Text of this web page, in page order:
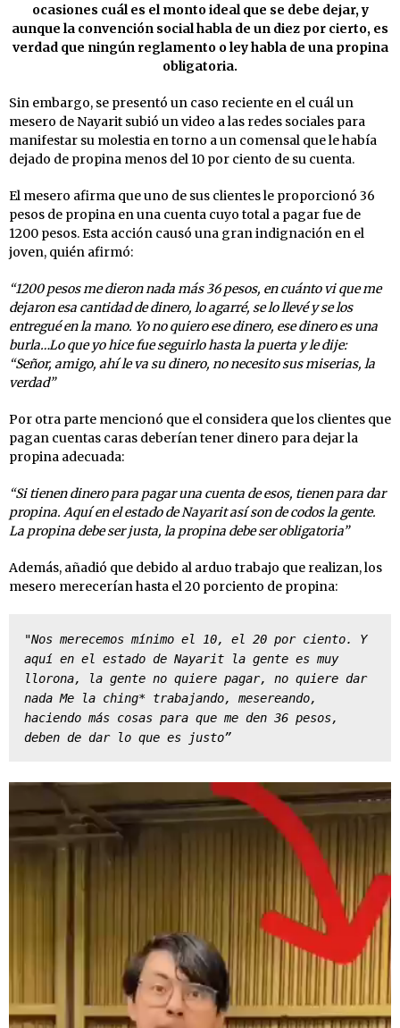
ocasiones cuál es el monto ideal que se debe dejar, y
aunque la convención social habla de un diez por cierto, es
verdad que ningún reglamento o ley habla de una propina
obligatoria.
Sin embargo, se presentó un caso reciente en el cuál un
mesero de Nayarit subió un video a las redes sociales para
manifestar su molestia en torno a un comensal que le había
dejado de propina menos del 10 por ciento de su cuenta.
El mesero afirma que uno de sus clientes le proporcionó 36
pesos de propina en una cuenta cuyo total a pagar fue de
1200 pesos. Esta acción causó una gran indignación en el
joven, quién afirmó:
“1200 pesos me dieron nada más 36 pesos, en cuánto vi que me
dejaron esa cantidad de dinero, lo agarré, se lo llevé y se los
entregué en la mano. Yo no quiero ese dinero, ese dinero es una
burla…Lo que yo hice fue seguirlo hasta la puerta y le dije:
“Señor, amigo, ahí le va su dinero, no necesito sus miserias, la
verdad”
Por otra parte mencionó que el considera que los clientes que
pagan cuentas caras deberían tener dinero para dejar la
propina adecuada:
“Si tienen dinero para pagar una cuenta de esos, tienen para dar
propina. Aquí en el estado de Nayarit así son de codos la gente.
La propina debe ser justa, la propina debe ser obligatoria”
Además, añadió que debido al arduo trabajo que realizan, los
mesero merecerían hasta el 20 porciento de propina:
"Nos merecemos mínimo el 10, el 20 por ciento. Y
aquí en el estado de Nayarit la gente es muy
llorona, la gente no quiere pagar, no quiere dar
nada Me la ching* trabajando, mesereando,
haciendo más cosas para que me den 36 pesos,
deben de dar lo que es justo”